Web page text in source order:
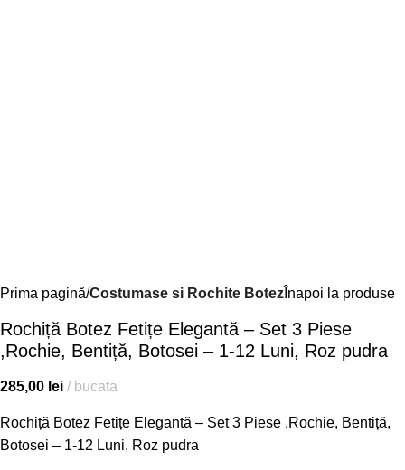
Prima pagină Costumase si Rochite Botez Înapoi la produse
Rochiță Botez Fetițe Elegantă – Set 3 Piese
,Rochie, Bentiță, Botosei – 1-12 Luni, Roz pudra
285,00 lei bucata
Rochiță Botez Fetițe Elegantă – Set 3 Piese ,Rochie, Bentiță,
Botosei – 1-12 Luni, Roz pudra